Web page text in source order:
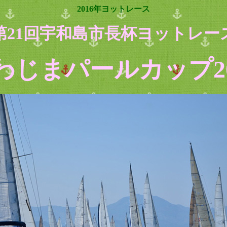
2016年ヨットレース
21回宇和島市長杯ヨットレー
じまパールカップ